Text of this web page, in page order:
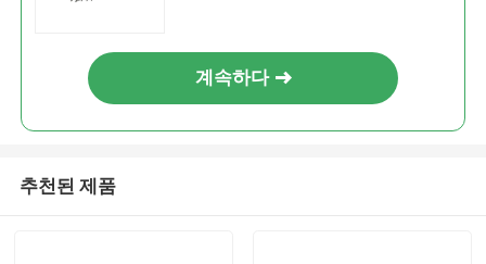
계속하다
추천된 제품